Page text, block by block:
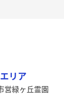
リア
営緑ヶ丘霊園